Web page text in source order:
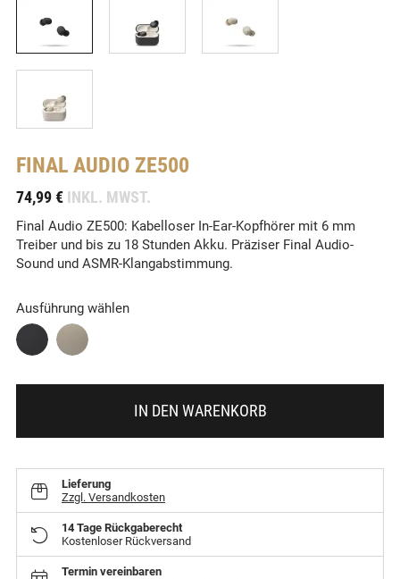
FINAL AUDIO ZE500
74,99 € INKL. MWST.
Final Audio ZE500: Kabelloser In-Ear-Kopfhörer mit 6 mm
Treiber und bis zu 18 Stunden Akku. Präziser Final Audio-
Sound und ASMR-Klangabstimmung.
Ausführung wählen
IN DEN WARENKORB
Lieferung
Zzgl. Versandkosten
14 Tage Rückgaberecht
Kostenloser Rückversand
Termin vereinbaren